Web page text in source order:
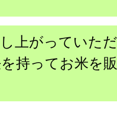
上がっていた
持ってお米を